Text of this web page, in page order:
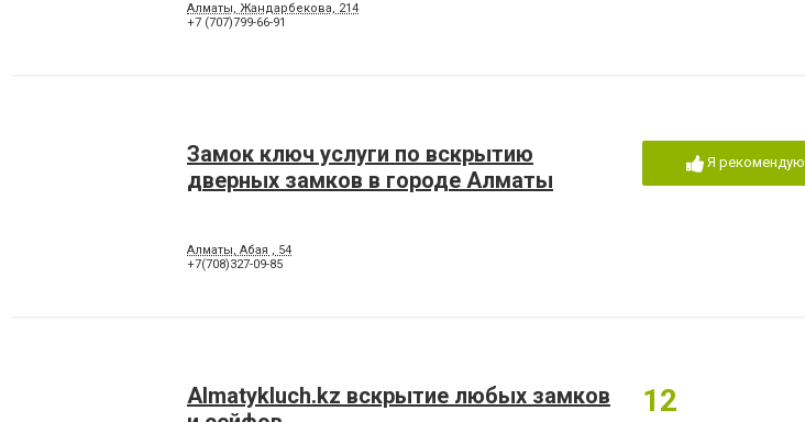
Алматы, Жандарбекова, 214
+7 (707)799-66-91
Замок ключ услуги по вскрытию
дверных замков в городе Алматы
Алматы, Абая , 54
+7(708)327-09-85
Я рекомендую
Almatykluch.kz вскрытие любых замков
12